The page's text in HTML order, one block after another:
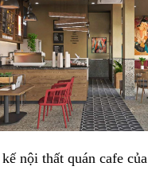
nội thất quán cafe